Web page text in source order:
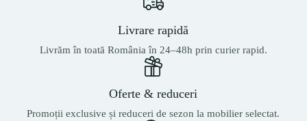
Livrare rapidă
Livrăm în toată România în 24–48h prin curier rapid.
Oferte & reduceri
Promoții exclusive și reduceri de sezon la mobilier selectat.